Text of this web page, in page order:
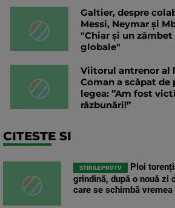
Galtier, despre
Messi, Neymar și
"Chiar și un
globale"
Viitorul antrenor al
Coman a scăpat de
legea: ”Am fost
răzbunări!”
CITESTE SI
STIRILEPROTV
Ploi
grindină, după o nouă zi
care se schimbă vremea